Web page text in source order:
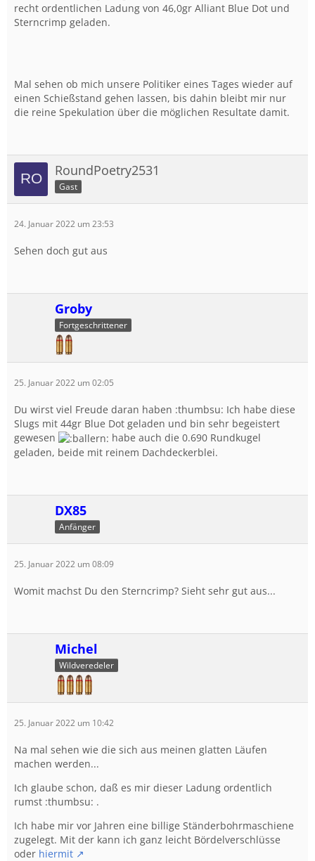
recht ordentlichen Ladung von 46,0gr Alliant Blue Dot und
Sterncrimp geladen.
Mal sehen ob mich unsere Politiker eines Tages wieder auf
einen Schießstand gehen lassen, bis dahin bleibt mir nur
die reine Spekulation über die möglichen Resultate damit.
RoundPoetry2531
Gast
24. Januar 2022 um 23:53
Sehen doch gut aus
Groby
Fortgeschrittener
25. Januar 2022 um 02:05
Du wirst viel Freude daran haben :thumbsu: Ich habe diese
Slugs mit 44gr Blue Dot geladen und bin sehr begeistert
gewesen
habe auch die 0.690 Rundkugel
geladen, beide mit reinem Dachdeckerblei.
DX85
Anfänger
25. Januar 2022 um 08:09
Womit machst Du den Sterncrimp? Sieht sehr gut aus...
Michel
Wildveredeler
25. Januar 2022 um 10:42
Na mal sehen wie die sich aus meinen glatten Läufen
machen werden...
Ich glaube schon, daß es mir dieser Ladung ordentlich
rumst :thumbsu: .
Ich habe mir vor Jahren eine billige Ständerbohrmaschiene
zugelegt. Mit der kann ich ganz leicht Bördelverschlüsse
oder hiermit